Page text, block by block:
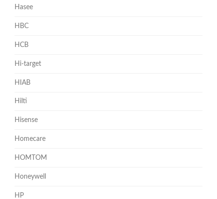
Hasee
HBC
HCB
Hi-target
HIAB
Hilti
Hisense
Homecare
HOMTOM
Honeywell
HP